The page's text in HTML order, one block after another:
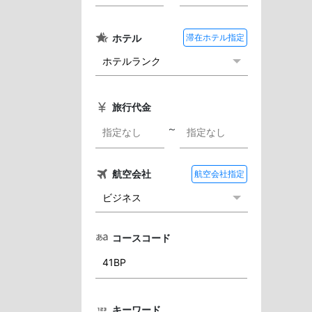
ホテル 滞在ホテル指定
旅行代金
～
航空会社 航空会社指定
コースコード
キーワード